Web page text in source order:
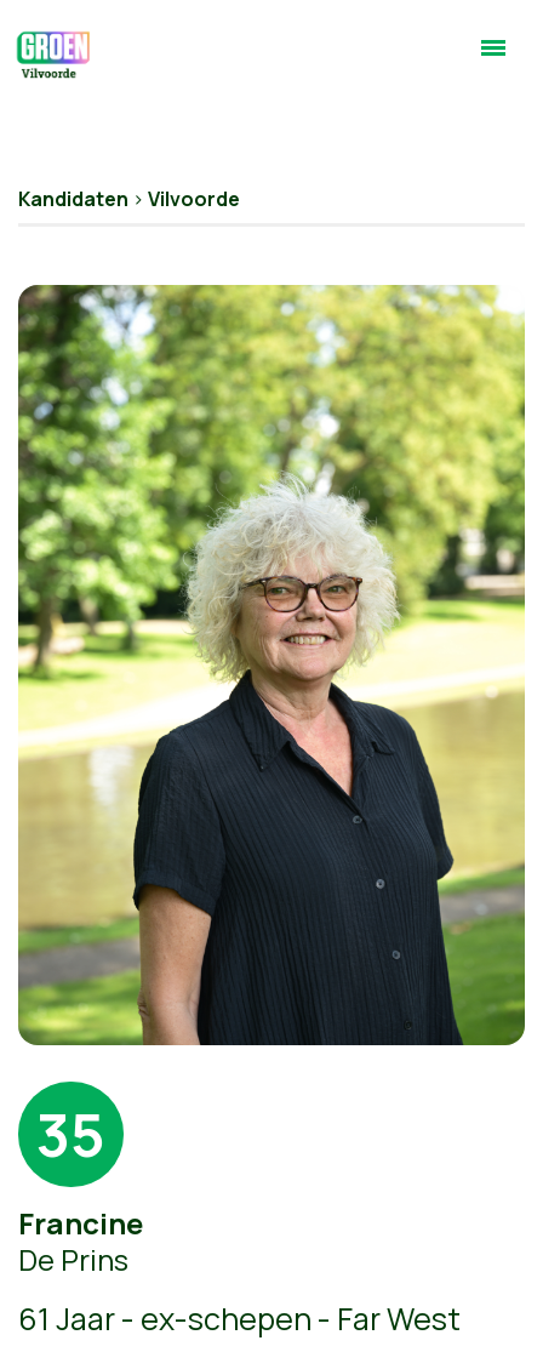
Kandidaten > Vilvoorde
35
Francine
De Prins
61 Jaar - ex-schepen - Far West